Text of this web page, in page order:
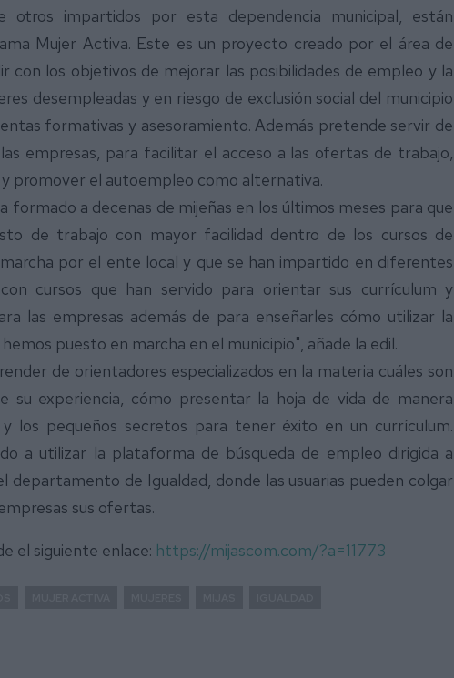
otros impartidos por esta dependencia municipal, están
Mujer Activa. Este es un proyecto creado por el área de
con los objetivos de mejorar las posibilidades de empleo y la
desempleadas y en riesgo de exclusión social del municipio
formativas y asesoramiento. Además pretende servir de
empresas, para facilitar el acceso a las ofertas de trabajo,
promover el autoempleo como alternativa.
formado a decenas de mijeñas en los últimos meses para que
de trabajo con mayor facilidad dentro de los cursos de
por el ente local y que se han impartido en diferentes
cursos que han servido para orientar sus currículum y
las empresas además de para enseñarles cómo utilizar la
puesto en marcha en el municipio", añade la edil.
de orientadores especializados en la materia cuáles son
su experiencia, cómo presentar la hoja de vida de manera
los pequeños secretos para tener éxito en un currículum.
a utilizar la plataforma de búsqueda de empleo dirigida a
departamento de Igualdad, donde las usuarias pueden colgar
sus ofertas.
el siguiente enlace: https://mijascom.com/?a=11773